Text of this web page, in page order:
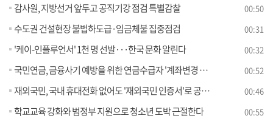
감사원, 지방선거 앞두고 공직기강 점검 특별감찰 00:50
수도권 건설현장 불법하도급·임금체불 집중점검 00:31
'케이-인플루언서' 1천 명 선발···한국 문화 알린다 00:32
국민연금, 금융사기 예방을 위한 연금수급자 '계좌변경 안심차단 서비스' 시행 00:52
재외국민, 국내 휴대전화 없어도 '재외국민 인증서'로 공공 웹사이트 이용한다 00:46
학교교육 강화와 범정부 지원으로 청소년 도박 근절한다 00:55